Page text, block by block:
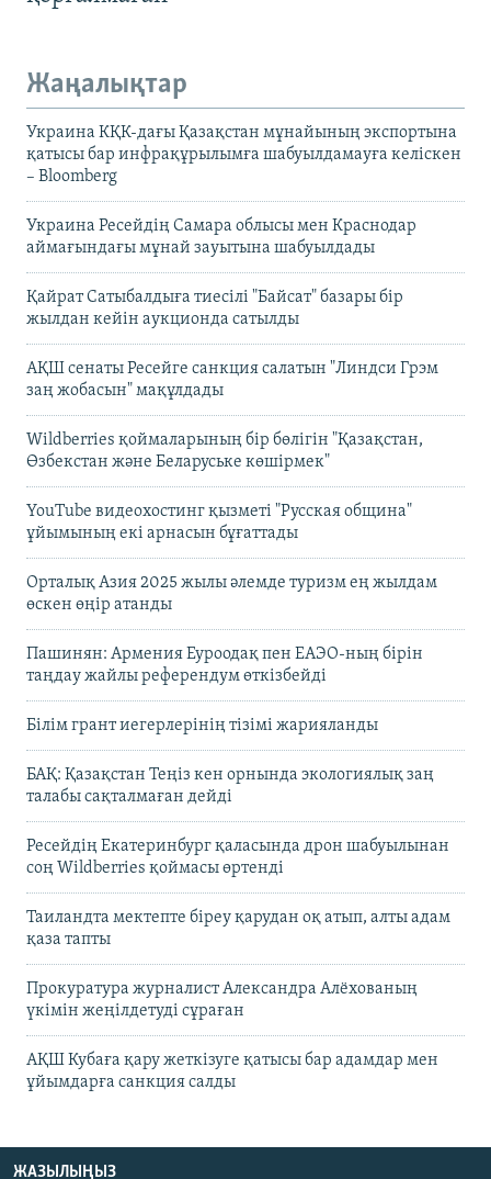
Жаңалықтар
Украина КҚК-дағы Қазақстан мұнайының экспортына
қатысы бар инфрақұрылымға шабуылдамауға келіскен
– Bloomberg
Украина Ресейдің Самара облысы мен Краснодар
аймағындағы мұнай зауытына шабуылдады
Қайрат Сатыбалдыға тиесілі "Байсат" базары бір
жылдан кейін аукционда сатылды
АҚШ сенаты Ресейге санкция салатын "Линдси Грэм
заң жобасын" мақұлдады
Wildberries қоймаларының бір бөлігін "Қазақстан,
Өзбекстан және Беларуське көшірмек"
YouTube видеохостинг қызметі "Русская община"
ұйымының екі арнасын бұғаттады
Орталық Азия 2025 жылы әлемде туризм ең жылдам
өскен өңір атанды
Пашинян: Армения Еуроодақ пен ЕАЭО-ның бірін
таңдау жайлы референдум өткізбейді
Білім грант иегерлерінің тізімі жарияланды
БАҚ: Қазақстан Теңіз кен орнында экологиялық заң
талабы сақталмаған дейді
Ресейдің Екатеринбург қаласында дрон шабуылынан
соң Wildberries қоймасы өртенді
Таиландта мектепте біреу қарудан оқ атып, алты адам
қаза тапты
Прокуратура журналист Александра Алёхованың
үкімін жеңілдетуді сұраған
АҚШ Кубаға қару жеткізуге қатысы бар адамдар мен
ұйымдарға санкция салды
ЖАЗЫЛЫҢЫЗ